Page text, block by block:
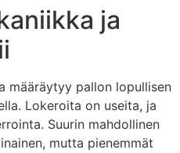
ja
määräytyy pallon lopullisen
Lokeroita on useita, ja
Suurin mahdollinen
mutta pienemmät